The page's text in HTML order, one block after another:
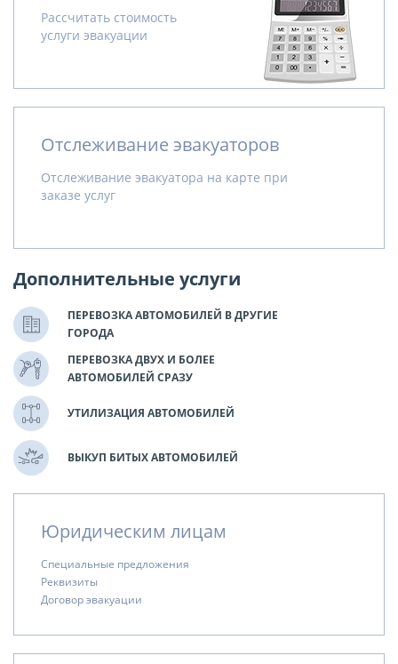
Рассчитать стоимость
услуги эвакуации
Отслеживание эвакуаторов
Отслеживание эвакуатора на карте при
заказе услуг
Дополнительные услуги
ПЕРЕВОЗКА АВТОМОБИЛЕЙ В ДРУГИЕ
ГОРОДА
ПЕРЕВОЗКА ДВУХ И БОЛЕЕ
АВТОМОБИЛЕЙ СРАЗУ
УТИЛИЗАЦИЯ АВТОМОБИЛЕЙ
ВЫКУП БИТЫХ АВТОМОБИЛЕЙ
Юридическим лицам
Специальные предложения
Реквизиты
Договор эвакуации